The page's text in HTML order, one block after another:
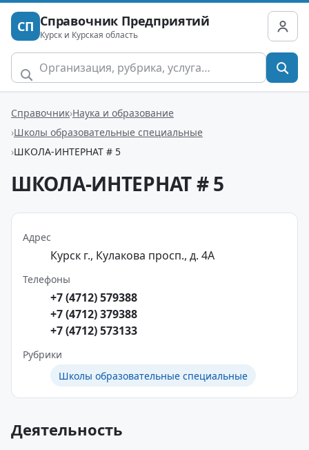
СП Справочник Предприятий
Курск и Курская область
Справочник Наука и образование
Школы образовательные специальные
ШКОЛА-ИНТЕРНАТ # 5
ШКОЛА-ИНТЕРНАТ # 5
Адрес
Курск г., Кулакова просп., д. 4А
Телефоны
+7 (4712) 579388
+7 (4712) 379388
+7 (4712) 573133
Рубрики
Школы образовательные специальные
Деятельность